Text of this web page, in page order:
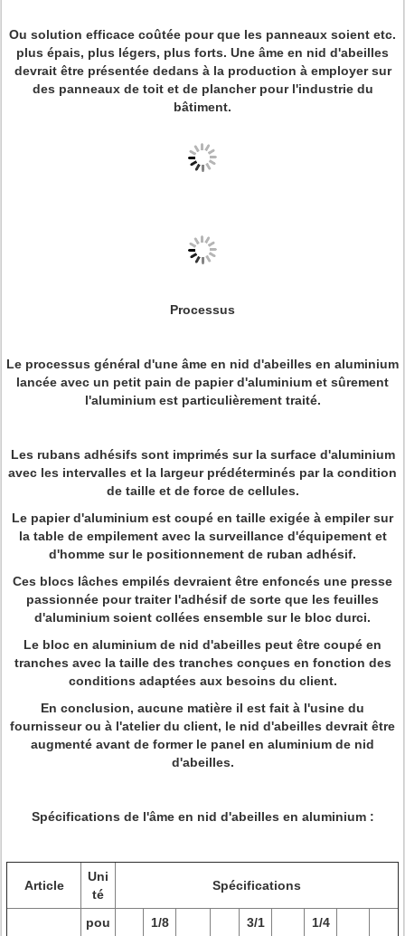
Ou solution efficace coûtée pour que les panneaux soient etc.
plus épais, plus légers, plus forts. Une âme en nid d'abeilles
devrait être présentée dedans à la production à employer sur
des panneaux de toit et de plancher pour l'industrie du
bâtiment.
Processus
Le processus général d'une âme en nid d'abeilles en aluminium
lancée avec un petit pain de papier d'aluminium et sûrement
l'aluminium est particulièrement traité.
Les rubans adhésifs sont imprimés sur la surface d'aluminium
avec les intervalles et la largeur prédéterminés par la condition
de taille et de force de cellules.
Le papier d'aluminium est coupé en taille exigée à empiler sur
la table de empilement avec la surveillance d'équipement et
d'homme sur le positionnement de ruban adhésif.
Ces blocs lâches empilés devraient être enfoncés une presse
passionnée pour traiter l'adhésif de sorte que les feuilles
d'aluminium soient collées ensemble sur le bloc durci.
Le bloc en aluminium de nid d'abeilles peut être coupé en
tranches avec la taille des tranches conçues en fonction des
conditions adaptées aux besoins du client.
En conclusion, aucune matière il est fait à l'usine du
fournisseur ou à l'atelier du client, le nid d'abeilles devrait être
augmenté avant de former le panel en aluminium de nid
d'abeilles.
Spécifications de l'âme en nid d'abeilles en aluminium :
Article
Uni
té
Spécifications
pou
1/8
3/1
1/4